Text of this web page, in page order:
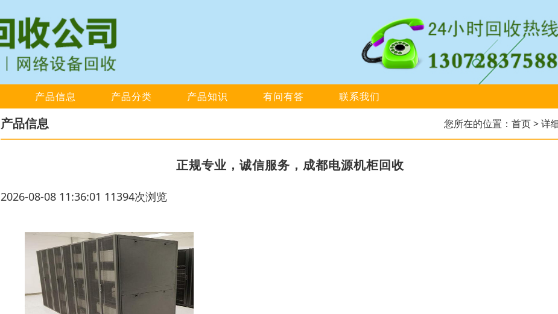
产品信息 产品分类 产品知识 有问有答 联系我们
产品信息 您所在的位置： 首页> 详
正规专业，诚信服务，成都电源机柜回收
2026-08-08 11:36:01 11394次浏览